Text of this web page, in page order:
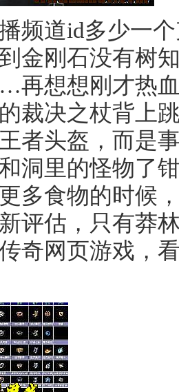
频道id多少一
金刚石没有树
想想刚才热
裁决之杖背上
者头盔，而是
洞里的怪物了
多食物的时候
评估，只有莽
奇网页游戏，